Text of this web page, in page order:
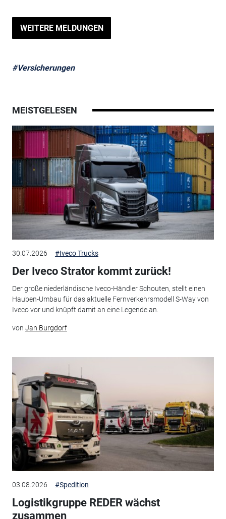
WEITERE MELDUNGEN
#Versicherungen
MEISTGELESEN
30.07.2026 #Iveco Trucks
Der Iveco Strator kommt zurück!
Der große niederländische Iveco-Händler Schouten, stellt einen
Hauben-Umbau für das aktuelle Fernverkehrsmodell S-Way von
Iveco vor und knüpft damit an eine Legende an.
von Jan Burgdorf
03.08.2026 #Spedition
Logistikgruppe REDER wächst
zusammen